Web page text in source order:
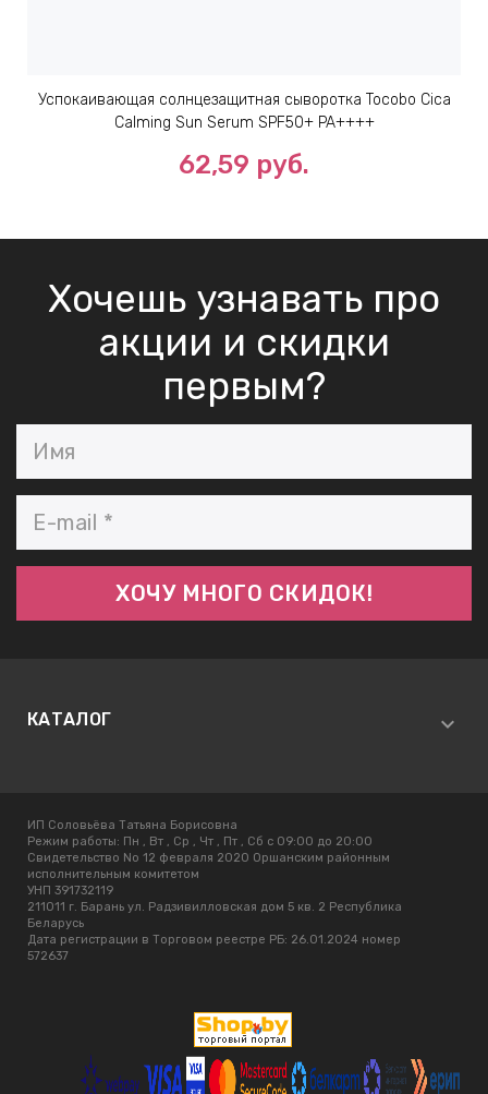
Успокаивающая солнцезащитная сыворотка Tocobo Cica
Calming Sun Serum SPF50+ PA++++
62,59 руб.
Хочешь узнавать про
акции и скидки
первым?
КАТАЛОГ
ИП Соловьёва Татьяна Борисовна
Режим работы: Пн , Вт , Ср , Чт , Пт , Сб c 09:00 до 20:00
Свидетельство No 12 февраля 2020 Оршанским районным
исполнительным комитетом
УНП 391732119
211011 г. Барань ул. Радзивилловская дом 5 кв. 2 Республика
Беларусь
Дата регистрации в Торговом реестре РБ: 26.01.2024 номер
572637